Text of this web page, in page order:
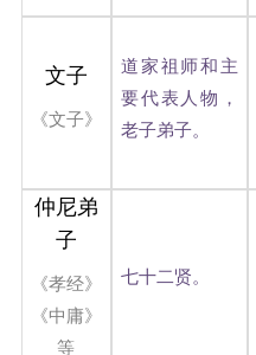
文子
《文子》
道家祖师和主
要代表人物，
老子弟子。
仲尼弟
子
《孝经》
《中庸》
等
七十二贤。